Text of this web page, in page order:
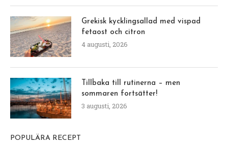
Grekisk kycklingsallad med vispad
fetaost och citron
4 augusti, 2026
Tillbaka till rutinerna – men
sommaren fortsätter!
3 augusti, 2026
POPULÄRA RECEPT